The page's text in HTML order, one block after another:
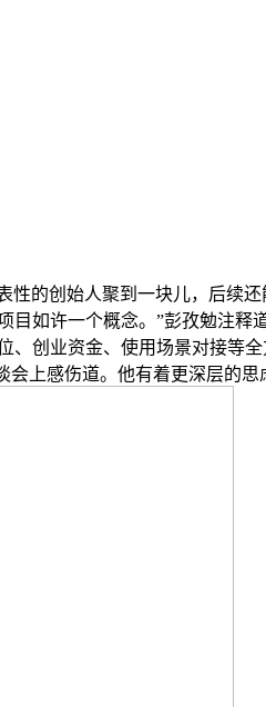
创始人聚到一块儿，后续
如许一个概念。”彭孜勉注
、创业资金、使用场景对接等
上感伤道。他有着更深层的思